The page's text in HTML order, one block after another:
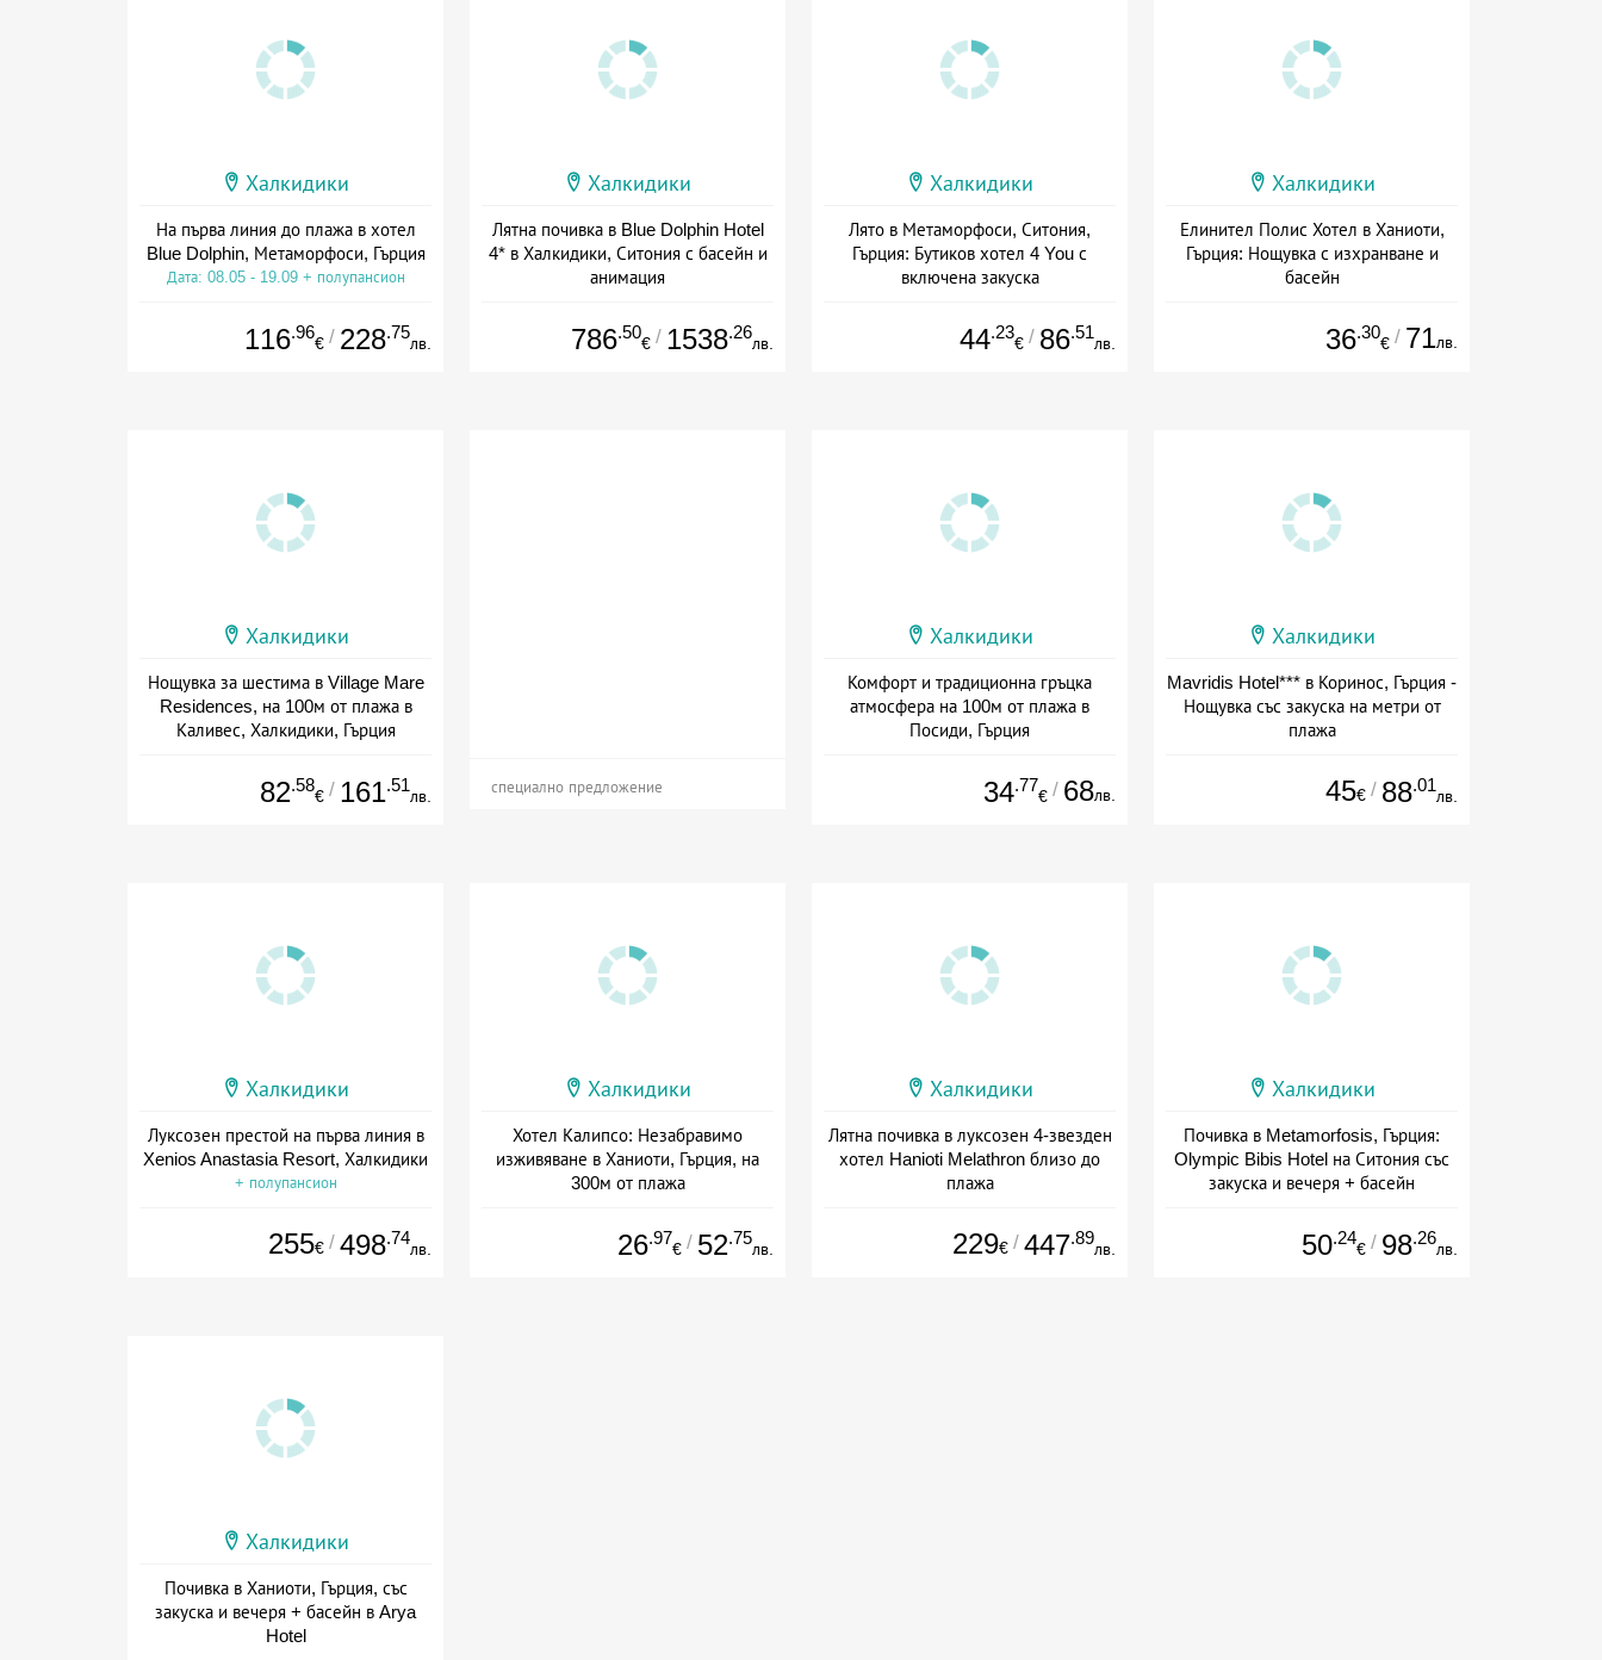
Халкидики
На първа линия до плажа в хотел
Blue Dolphin, Метаморфоси, Гърция
Дата: 08.05 - 19.09 + полупансион
116.96
€ / 228.75
лв.
Халкидики
Лятна почивка в Blue Dolphin Hotel
4* в Халкидики, Ситония с басейн и
анимация
786.50
€ / 1538.26
лв.
Халкидики
Лято в Метаморфоси, Ситония,
Гърция: Бутиков хотел 4 You с
включена закуска
44.23
€ / 86.51
лв.
Халкидики
Елинител Полис Хотел в Ханиоти,
Гърция: Нощувка с изхранване и
басейн
36.30
€ / 71лв.
Халкидики
Нощувка за шестима в Village Mare
Residences, на 100м от плажа в
Каливес, Халкидики, Гърция
82.58
€ / 161.51
лв. специално предложение
Халкидики
Комфорт и традиционна гръцка
атмосфера на 100м от плажа в
Посиди, Гърция
34.77
€ / 68лв.
Халкидики
Mavridis Hotel*** в Коринос, Гърция -
Нощувка със закуска на метри от
плажа
45€ / 88.01
лв.
Халкидики
Луксозен престой на първа линия в
Xenios Anastasia Resort, Халкидики
+ полупансион
255€ / 498.74
лв.
Халкидики
Хотел Калипсо: Незабравимо
изживяване в Ханиоти, Гърция, на
300м от плажа
26.97
€ / 52.75
лв.
Халкидики
Лятна почивка в луксозен 4-звезден
хотел Hanioti Melathron близо до
плажа
229€ / 447.89
лв.
Халкидики
Почивка в Metamorfosis, Гърция:
Olympic Bibis Hotel на Ситония със
закуска и вечеря + басейн
50.24
€ / 98.26
лв.
Халкидики
Почивка в Ханиоти, Гърция, със
закуска и вечеря + басейн в Arya
Hotel